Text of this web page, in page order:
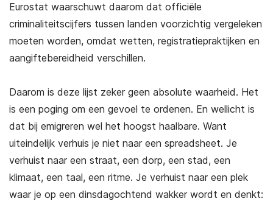
Eurostat waarschuwt daarom dat officiële
criminaliteitscijfers tussen landen voorzichtig vergeleken
moeten worden, omdat wetten, registratiepraktijken en
aangiftebereidheid verschillen.
Daarom is deze lijst zeker geen absolute waarheid. Het
is een poging om een gevoel te ordenen. En wellicht is
dat bij emigreren wel het hoogst haalbare. Want
uiteindelijk verhuis je niet naar een spreadsheet. Je
verhuist naar een straat, een dorp, een stad, een
klimaat, een taal, een ritme. Je verhuist naar een plek
waar je op een dinsdagochtend wakker wordt en denkt: